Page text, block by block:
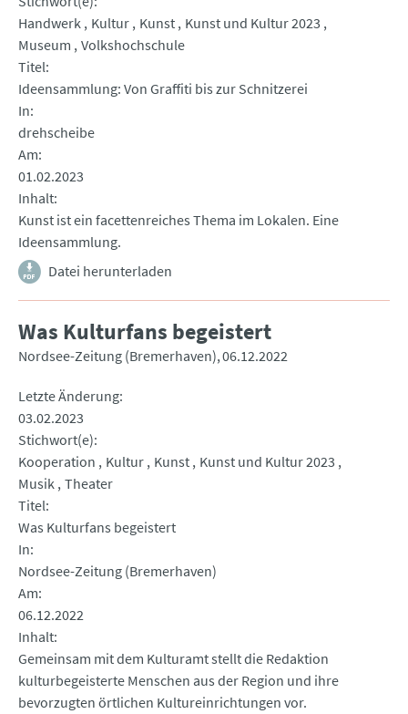
Handwerk Kultur Kunst Kunst und Kultur 2023
Museum Volkshochschule
Titel
Ideensammlung: Von Graffiti bis zur Schnitzerei
In
drehscheibe
Am
01.02.2023
Inhalt
Kunst ist ein facettenreiches Thema im Lokalen. Eine
Ideensammlung.
Datei herunterladen
Was Kulturfans begeistert
Nordsee-Zeitung (Bremerhaven) 06.12.2022
Letzte Änderung
03.02.2023
Stichwort(e)
Kooperation
Kultur Kunst Kunst und Kultur 2023
Musik Theater
Titel
Was Kulturfans begeistert
In
Nordsee-Zeitung (Bremerhaven)
Am
06.12.2022
Inhalt
Gemeinsam mit dem Kulturamt stellt die Redaktion
kulturbegeisterte Menschen aus der Region und ihre
bevorzugten örtlichen Kultureinrichtungen vor.